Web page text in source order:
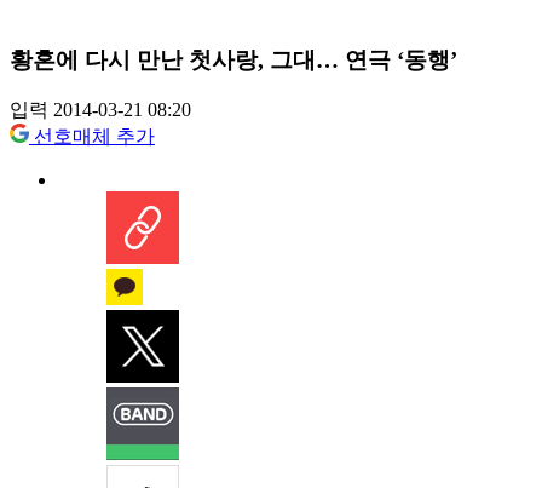
황혼에 다시 만난 첫사랑, 그대… 연극 ‘동행’
입력 2014-03-21 08:20
선호매체 추가